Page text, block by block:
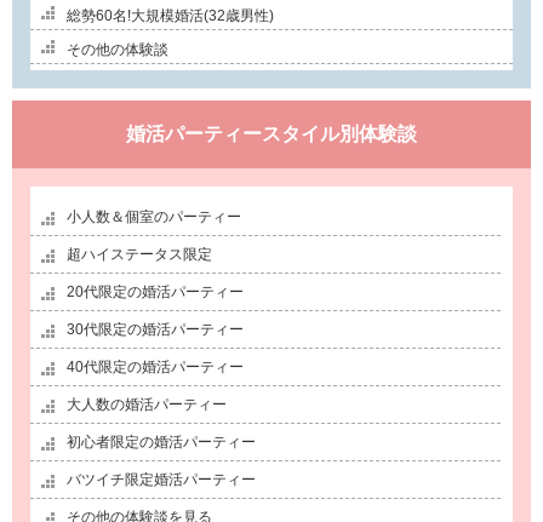
総勢60名!大規模婚活(32歳男性)
その他の体験談
婚活パーティースタイル別体験談
小人数＆個室のパーティー
超ハイステータス限定
20代限定の婚活パーティー
30代限定の婚活パーティー
40代限定の婚活パーティー
大人数の婚活パーティー
初心者限定の婚活パーティー
バツイチ限定婚活パーティー
その他の体験談を見る